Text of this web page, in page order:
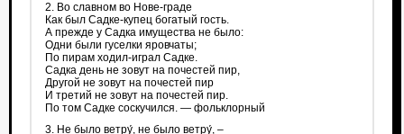
2. Во славном во Нове‑граде
Как был Садке-купец богатый гость.
А прежде у Садка имущества не было:
Одни были гуселки яровчаты;
По пирам ходил‑играл Садке.
Садка день не зовут на почестей пир,
Другой не зовут на почестей пир
И третий не зовут на почестей пир.
По том Садке соскучился. — фольклорный
3. Не было ветру́, не было ветру́, –